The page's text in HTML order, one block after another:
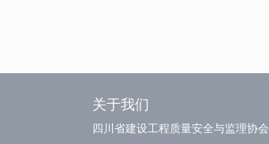
关于我们
四川省建设工程质量安全与监理协会